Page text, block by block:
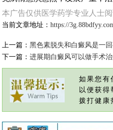
本广告仅供医学药学专业人士
当前文章地址： https://
上一篇： 黑色素脱失和白癜风是一
下一篇： 进展期白癜风可以做手术
如果您有
以便获得
拨打健康